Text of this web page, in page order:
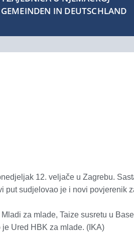
IN DEUTSCHLAND
12. veljače u Zagrebu.
put sudjelovao je i novi povjerenik
za mlade, Taize susretu u
Ured HBK za mlade. (IKA)